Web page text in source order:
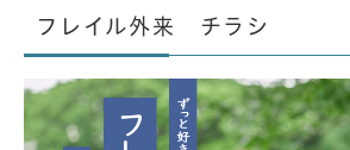
フレイル外来 チラシ